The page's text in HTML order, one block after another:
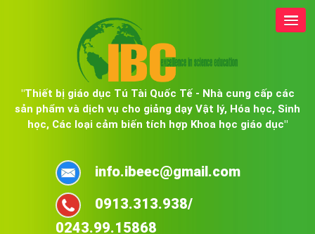
"Thiết bị giáo dục Tú Tài Quốc Tế - Nhà cung cấp các
sản phẩm và dịch vụ cho giảng dạy Vật lý, Hóa học, Sinh
học, Các loại cảm biến tích hợp Khoa học giáo dục"
info.ibeec@gmail.com
0913.313.938/
0243.99.15868